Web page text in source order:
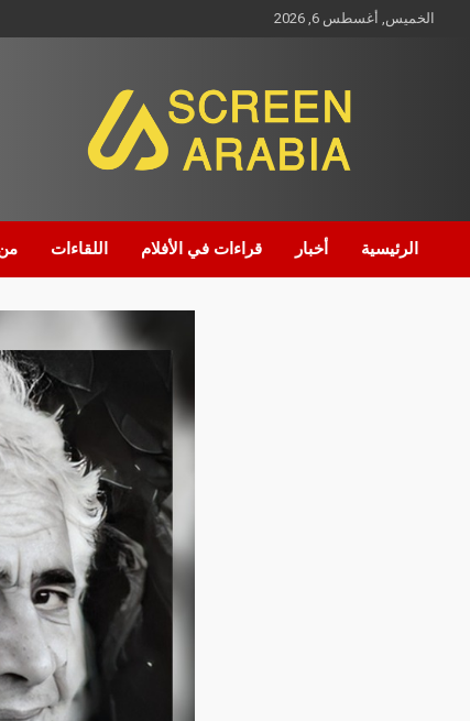
الخميس, أغسطس 6, 2026
Screen Arabia
الرئيسية أخبار قراءات في الأفلام اللقاءات